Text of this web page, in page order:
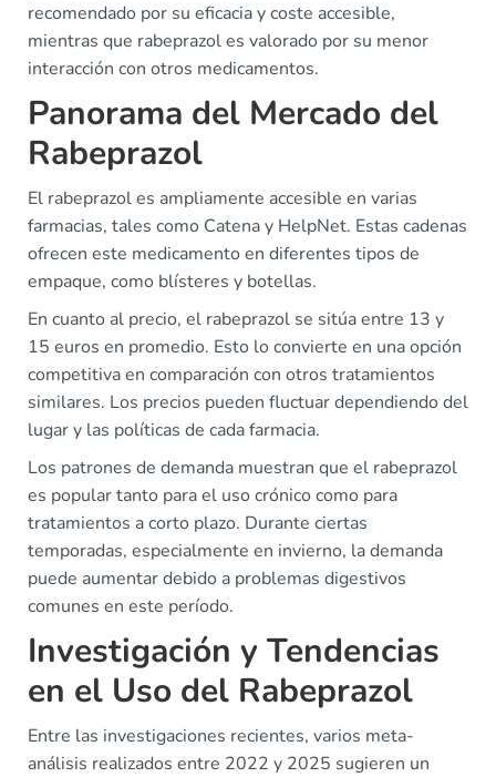
recomendado por su eficacia y coste accesible,
mientras que rabeprazol es valorado por su menor
interacción con otros medicamentos.
Panorama del Mercado del
Rabeprazol
El rabeprazol es ampliamente accesible en varias
farmacias, tales como Catena y HelpNet. Estas cadenas
ofrecen este medicamento en diferentes tipos de
empaque, como blísteres y botellas.
En cuanto al precio, el rabeprazol se sitúa entre 13 y
15 euros en promedio. Esto lo convierte en una opción
competitiva en comparación con otros tratamientos
similares. Los precios pueden fluctuar dependiendo del
lugar y las políticas de cada farmacia.
Los patrones de demanda muestran que el rabeprazol
es popular tanto para el uso crónico como para
tratamientos a corto plazo. Durante ciertas
temporadas, especialmente en invierno, la demanda
puede aumentar debido a problemas digestivos
comunes en este período.
Investigación y Tendencias
en el Uso del Rabeprazol
Entre las investigaciones recientes, varios meta-
análisis realizados entre 2022 y 2025 sugieren un